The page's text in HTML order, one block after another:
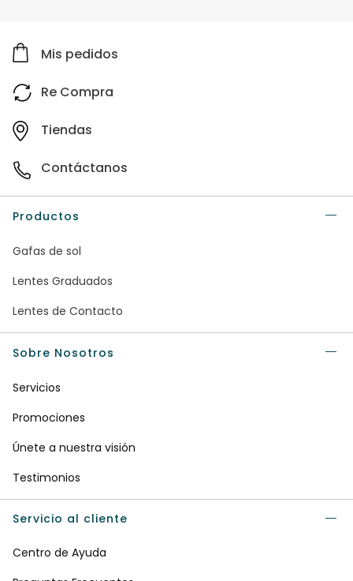
Mis pedidos
Re Compra
Tiendas
Contáctanos
Productos
Gafas de sol
Lentes Graduados
Lentes de Contacto
Sobre Nosotros
Servicios
Promociones
Únete a nuestra visión
Testimonios
Servicio al cliente
Centro de Ayuda